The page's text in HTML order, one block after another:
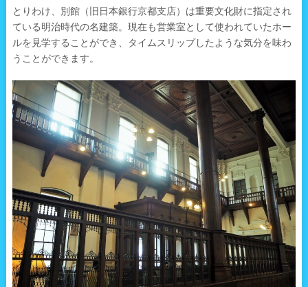
とりわけ、別館（旧日本銀行京都支店）は重要文化財に指定され
ている明治時代の名建築。現在も営業室として使われていたホー
ルを見学することができ、タイムスリップしたような気分を味わ
うことができます。